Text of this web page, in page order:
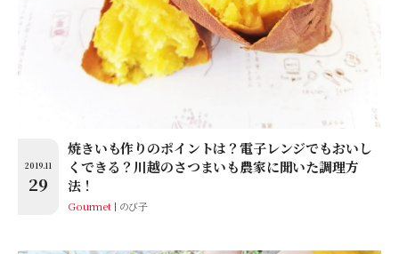
2019.11
29
焼きいも作りのポイントは？電子レンジでもおいし
くできる？川越のさつまいも農家に聞いた調理方
法！
Gourmet のび子